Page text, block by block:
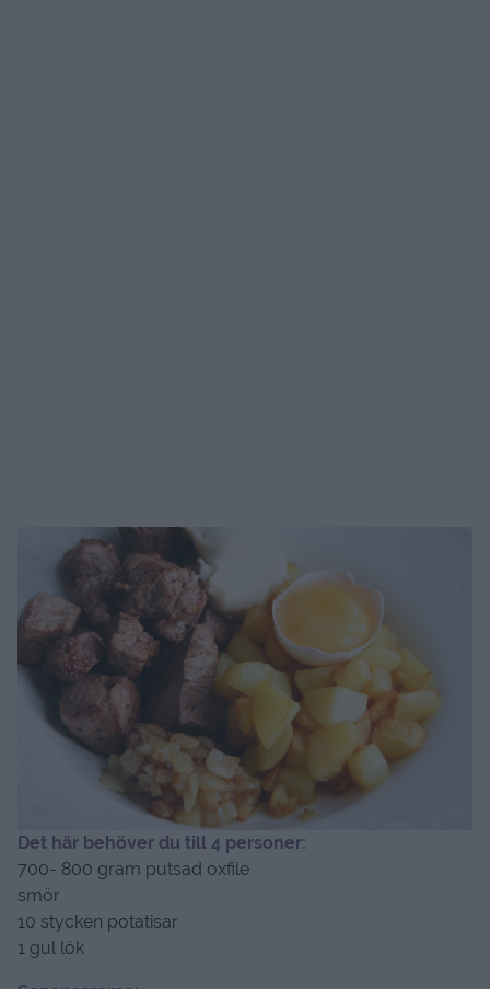
Det här behöver du till 4 personer:
700- 800 gram putsad oxfile
smör
10 stycken potatisar
1 gul lök